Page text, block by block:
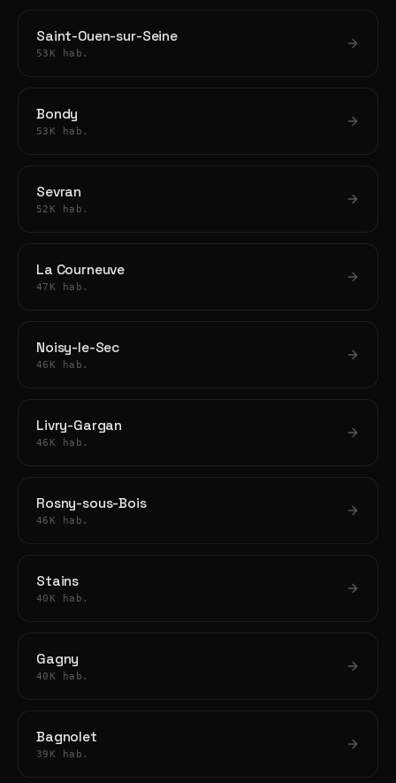
Saint-Ouen-sur-Seine
53K hab.
Bondy
53K hab.
Sevran
52K hab.
La Courneuve
47K hab.
Noisy-le-Sec
46K hab.
Livry-Gargan
46K hab.
Rosny-sous-Bois
46K hab.
Stains
40K hab.
Gagny
40K hab.
Bagnolet
39K hab.